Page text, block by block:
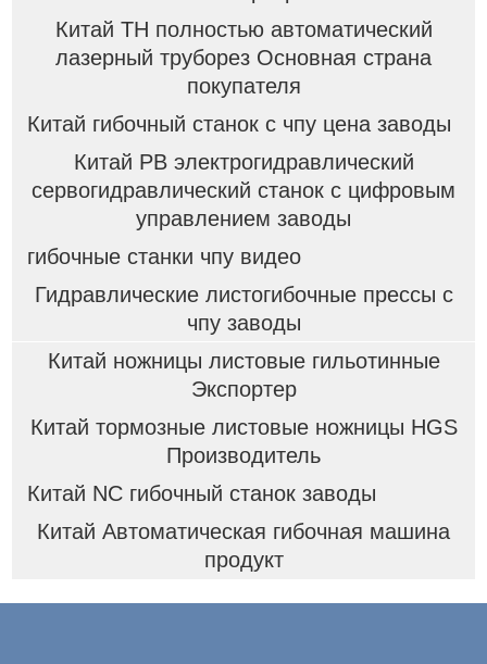
Китай TH полностью автоматический
лазерный труборез Основная страна
покупателя
Китай гибочный станок с чпу цена заводы
Китай PB электрогидравлический
сервогидравлический станок с цифровым
управлением заводы
гибочные станки чпу видео
Гидравлические листогибочные прессы с
чпу заводы
Китай ножницы листовые гильотинные
Экспортер
Китай тормозные листовые ножницы HGS
Производитель
Китай NC гибочный станок заводы
Китай Автоматическая гибочная машина
продукт